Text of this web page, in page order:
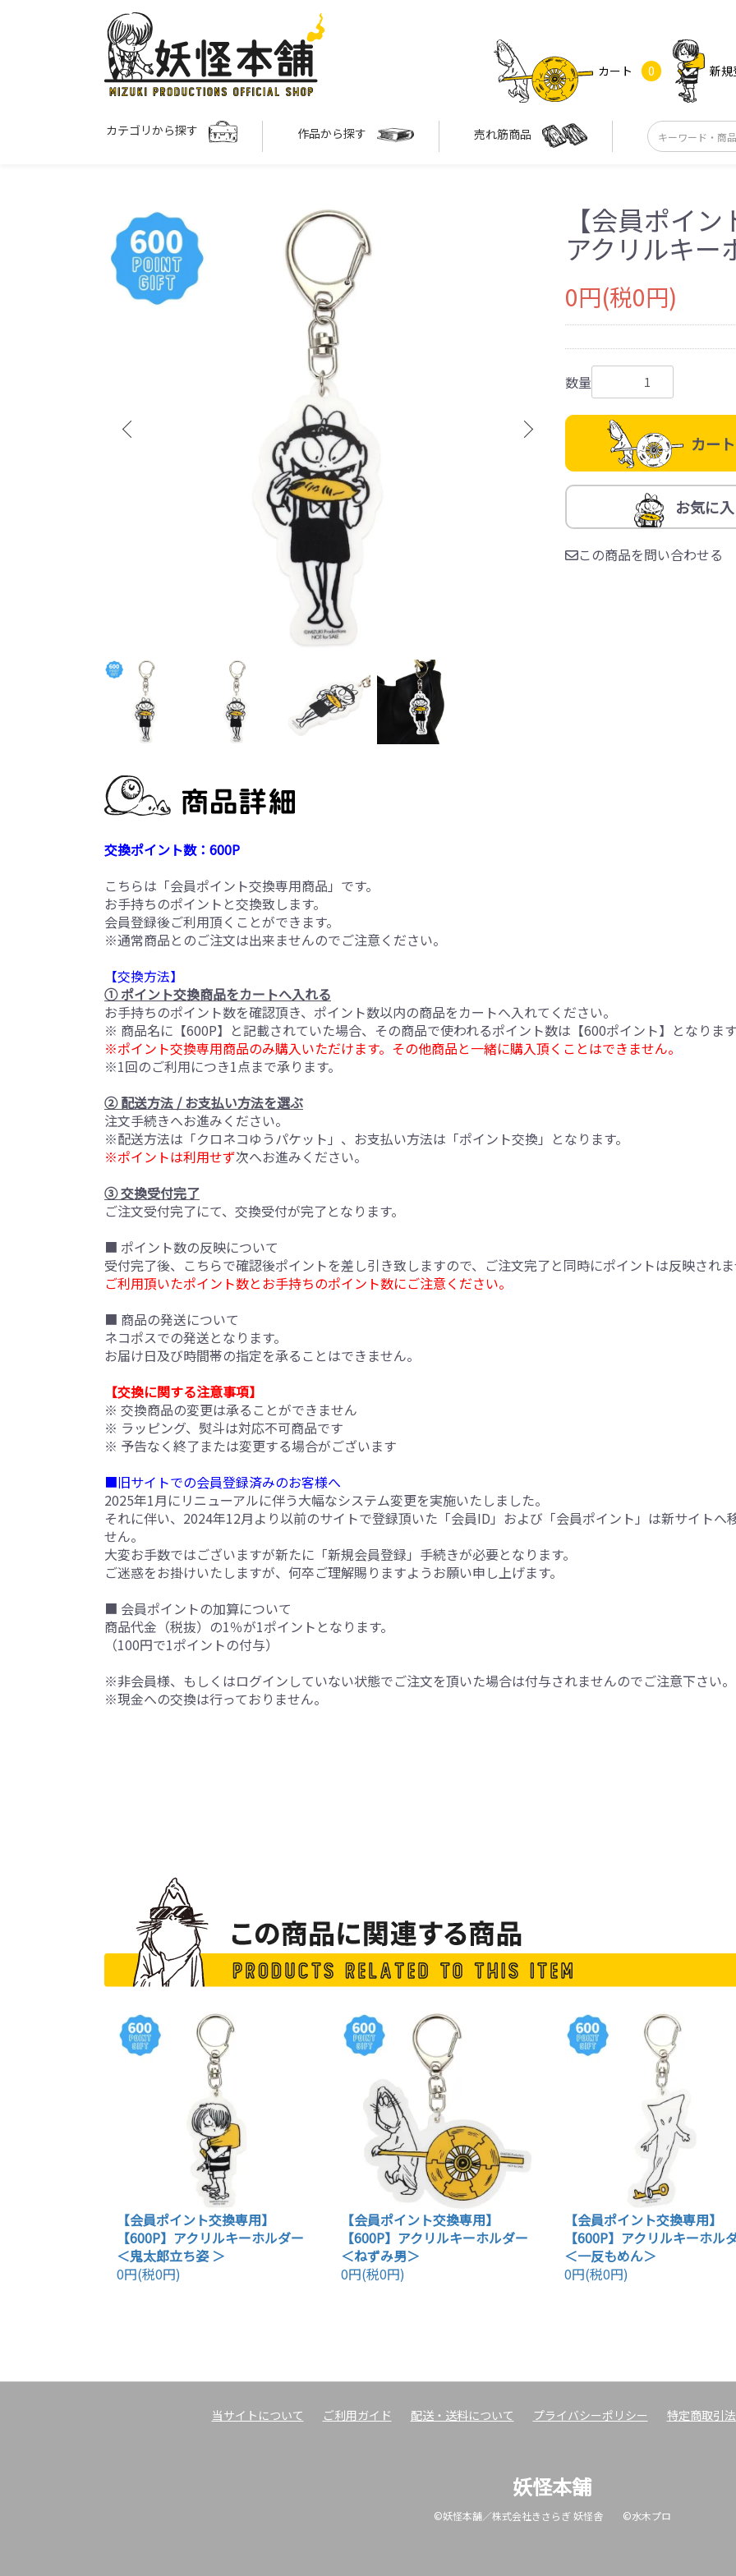
カート 0 新規
カテゴリから探す 作品から探す 売れ筋商品
【会員ポイ
アクリルキー
0円(税0円)
数量
カー
お気に
この商品を問い合わせる
交換ポイント数：600P
こちらは「会員ポイント交換専用商品」です。
お手持ちのポイントと交換致します。
会員登録後ご利用頂くことができます。
※通常商品とのご注文は出来ませんのでご注意ください。
【交換方法】
① ポイント交換商品をカートへ入れる
お手持ちのポイント数を確認頂き、ポイント数以内の商品をカートへ入れてください。
※ 商品名に【600P】と記載されていた場合、その商品で使われるポイント数は【600ポイント】となりま
※ポイント交換専用商品のみ購入いただけます。その他商品と一緒に購入頂くことはできません。
※1回のご利用につき1点まで承ります。
② 配送方法 / お支払い方法を選ぶ
注文手続きへお進みください。
※配送方法は「クロネコゆうパケット」、お支払い方法は「ポイント交換」となります。
※ポイントは利用せず次へお進みください。
③ 交換受付完了
ご注文受付完了にて、交換受付が完了となります。
■ ポイント数の反映について
受付完了後、こちらで確認後ポイントを差し引き致しますので、ご注文完了と同時にポイントは反映され
ご利用頂いたポイント数とお手持ちのポイント数にご注意ください。
■ 商品の発送について
ネコポスでの発送となります。
お届け日及び時間帯の指定を承ることはできません。
【交換に関する注意事項】
※ 交換商品の変更は承ることができません
※ ラッピング、熨斗は対応不可商品です
※ 予告なく終了または変更する場合がございます
■旧サイトでの会員登録済みのお客様へ
2025年1月にリニューアルに伴う大幅なシステム変更を実施いたしました。
それに伴い、2024年12月より以前のサイトで登録頂いた「会員ID」および「会員ポイント」は新サイト
せん。
大変お手数ではございますが新たに「新規会員登録」手続きが必要となります。
ご迷惑をお掛けいたしますが、何卒ご理解賜りますようお願い申し上げます。
■ 会員ポイントの加算について
商品代金（税抜）の1％が1ポイントとなります。
（100円で1ポイントの付与）
※非会員様、もしくはログインしていない状態でご注文を頂いた場合は付与されませんのでご注意下さい。
※現金への交換は行っておりません。
【会員ポイント交換専用】
【600P】アクリルキーホルダー
＜鬼太郎立ち姿 ＞
0円(税0円)
【会員ポイント交換専用】
【600P】アクリルキーホルダー
＜ねずみ男＞
0円(税0円)
【会員ポイント交換専用】
【600P】アクリルキーホル
＜一反もめん＞
0円(税0円)
当サイトについて ご利用ガイド 配送・送料について プライバシーポリシー 特定商取引
妖怪本舗
©妖怪本舗／株式会社きさらぎ 妖怪舎 ©水木プロ